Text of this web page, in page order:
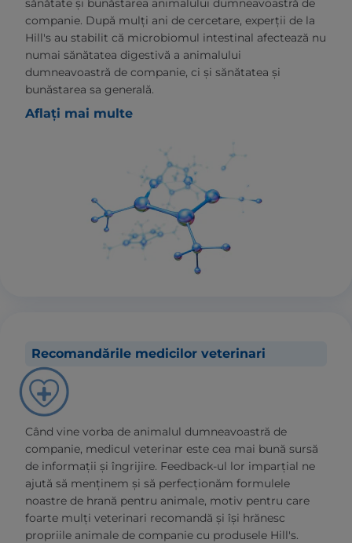
sănătate și bunăstarea animalului dumneavoastră de
companie. După mulți ani de cercetare, experții de la
Hill's au stabilit că microbiomul intestinal afectează nu
numai sănătatea digestivă a animalului
dumneavoastră de companie, ci și sănătatea și
bunăstarea sa generală.
Aflați mai multe
Recomandările medicilor veterinari
Când vine vorba de animalul dumneavoastră de
companie, medicul veterinar este cea mai bună sursă
de informații și îngrijire. Feedback-ul lor imparțial ne
ajută să menținem și să perfecționăm formulele
noastre de hrană pentru animale, motiv pentru care
foarte mulți veterinari recomandă și își hrănesc
propriile animale de companie cu produsele Hill's.